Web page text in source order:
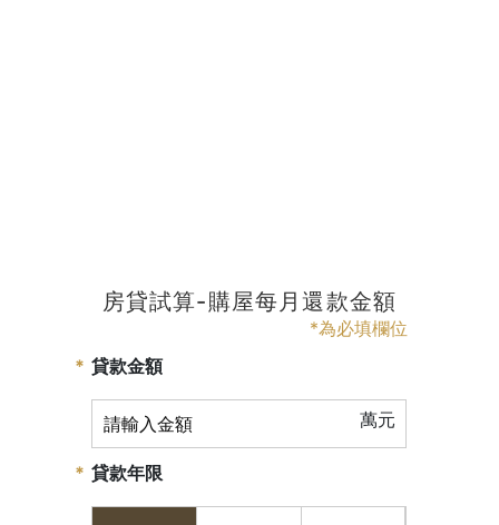
房貸試算-購屋每月還款金額
*為必填欄位
貸款金額
萬元
貸款年限